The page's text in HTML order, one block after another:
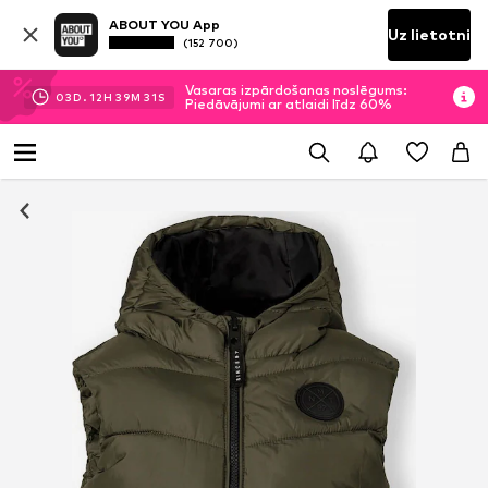
ABOUT YOU App
(152 700) Uz lietotni
03D. 12H 39M 31 S
Vasaras izpārdošanas noslēgums:
Piedāvājumi ar atlaidi līdz 60%